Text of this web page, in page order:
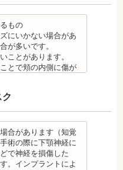
合は、速やかに歯科
に十分なスペースが
こともあります。健
合もあります。
います。麻酔薬の中
あります。臓や血圧
飲んだりしてもわか
リスクがあります。
吐、アレルギー反応
正装置の周りなど、
歯の移動に伴う痛み
必要に応じワックス
策を行う場合があり
ワイヤーを交換した
ますが、数日でおさ
たいものを飲んだと
る方、不安がある方
チテストをうけて、
医師に伝えてくださ
、皮膚や口腔の粘膜
もの
にいかない場合があ
が多いです。
ことがあります。
とで頬の内側に傷が
策を行う場合があり
ワイヤーを交換した
ますが、数日でおさ
たいものを飲んだと
われる場合がありま
れます。長期間痛む
合があります（知覚
術の際に下顎神経に
で神経を損傷した
。インプラントによ